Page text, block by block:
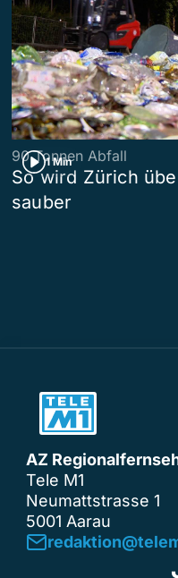
1 Min
90 Tonnen Abfall
So wird Zürich
sauber
AZ
Tele M1
Neumattstrasse 1
5001 Aarau